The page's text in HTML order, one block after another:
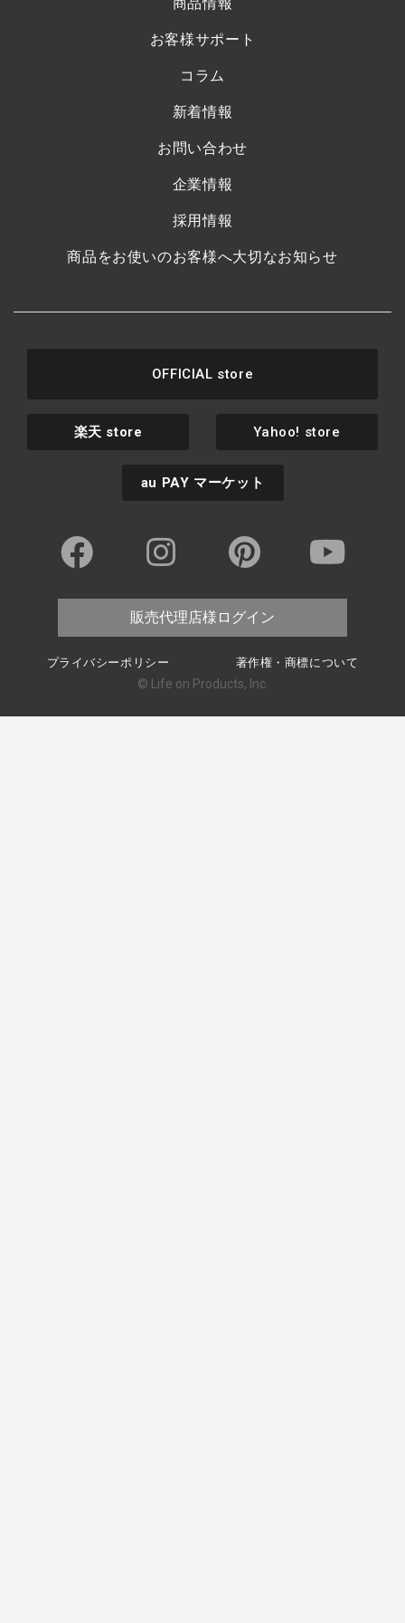
商品情報
お客様サポート
コラム
新着情報
お問い合わせ
企業情報
採用情報
商品をお使いのお客様へ大切なお知らせ
OFFICIAL store
楽天 store Yahoo! store
au PAY マーケット
販売代理店様ログイン
プライバシーポリシー 著作権・商標について
© Life on Products, Inc.